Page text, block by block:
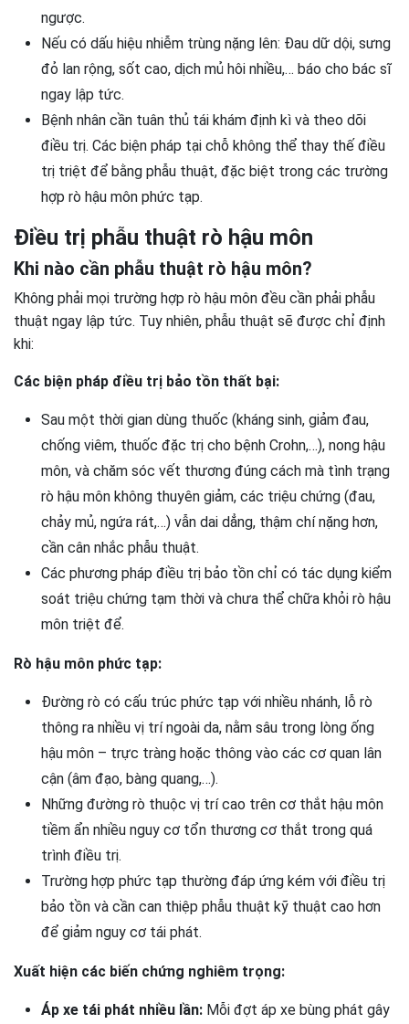
ngược.
Nếu có dấu hiệu nhiễm trùng nặng lên: Đau dữ dội, sưng
đỏ lan rộng, sốt cao, dịch mủ hôi nhiều,… báo cho bác sĩ
ngay lập tức.
Bệnh nhân cần tuân thủ tái khám định kì và theo dõi
điều trị. Các biện pháp tại chỗ không thể thay thế điều
trị triệt để bằng phẫu thuật, đặc biệt trong các trường
hợp rò hậu môn phức tạp.
Điều trị phẫu thuật rò hậu môn
Khi nào cần phẫu thuật rò hậu môn?
Không phải mọi trường hợp rò hậu môn đều cần phải phẫu
thuật ngay lập tức. Tuy nhiên, phẫu thuật sẽ được chỉ định
khi:
Các biện pháp điều trị bảo tồn thất bại:
Sau một thời gian dùng thuốc (kháng sinh, giảm đau,
chống viêm, thuốc đặc trị cho bệnh Crohn,…), nong hậu
môn, và chăm sóc vết thương đúng cách mà tình trạng
rò hậu môn không thuyên giảm, các triệu chứng (đau,
chảy mủ, ngứa rát,…) vẫn dai dẳng, thậm chí nặng hơn,
cần cân nhắc phẫu thuật.
Các phương pháp điều trị bảo tồn chỉ có tác dụng kiểm
soát triệu chứng tạm thời và chưa thể chữa khỏi rò hậu
môn triệt để.
Rò hậu môn phức tạp:
Đường rò có cấu trúc phức tạp với nhiều nhánh, lỗ rò
thông ra nhiều vị trí ngoài da, nằm sâu trong lòng ống
hậu môn – trực tràng hoặc thông vào các cơ quan lân
cận (âm đạo, bàng quang,…).
Những đường rò thuộc vị trí cao trên cơ thắt hậu môn
tiềm ẩn nhiều nguy cơ tổn thương cơ thắt trong quá
trình điều trị.
Trường hợp phức tạp thường đáp ứng kém với điều trị
bảo tồn và cần can thiệp phẫu thuật kỹ thuật cao hơn
để giảm nguy cơ tái phát.
Xuất hiện các biến chứng nghiêm trọng:
Áp xe tái phát nhiều lần: Mỗi đợt áp xe bùng phát gây